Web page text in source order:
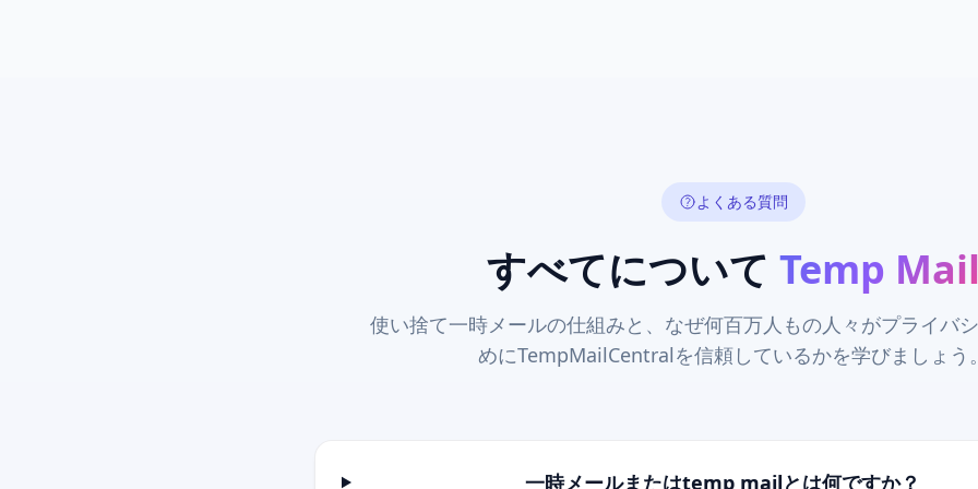
よくある質問
すべてについて Temp Mail
使い捨て一時メールの仕組みと、なぜ何百万人もの人々がプライバ
めにTempMailCentralを信頼しているかを学びましょう。
一時メールまたはtemp mailとは何ですか？